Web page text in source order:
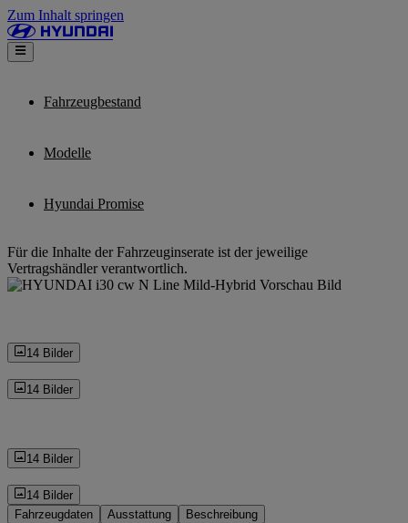
Zum Inhalt springen
Fahrzeugbestand
Modelle
Hyundai Promise
Für die Inhalte der Fahrzeuginserate ist der jeweilige
Vertragshändler verantwortlich.
14 Bilder
14 Bilder
14 Bilder
14 Bilder
Fahrzeugdaten
Ausstattung Beschreibung